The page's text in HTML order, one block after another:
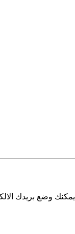
يمكنك وضع بريدك